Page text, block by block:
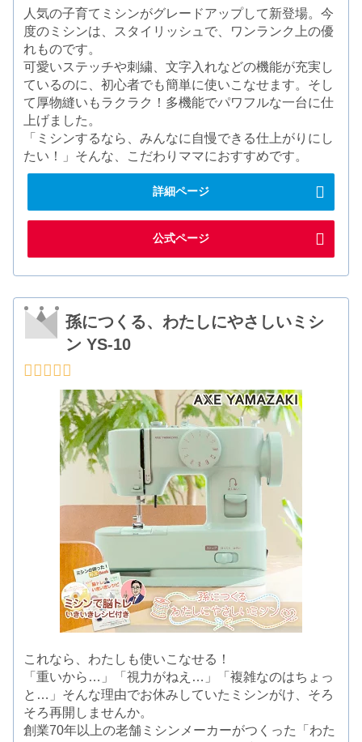
人気の子育てミシンがグレードアップして新登場。今
度のミシンは、スタイリッシュで、ワンランク上の優
れものです。
可愛いステッチや刺繍、文字入れなどの機能が充実し
ているのに、初心者でも簡単に使いこなせます。そし
て厚物縫いもラクラク！多機能でパワフルな一台に仕
上げました。
「ミシンするなら、みんなに自慢できる仕上がりにし
たい！」そんな、こだわりママにおすすめです。
詳細ページ
公式ページ
孫につくる、わたしにやさしいミシ
ン YS-10
これなら、わたしも使いこなせる！
「重いから…」「視力がねえ…」「複雑なのはちょっ
と…」そんな理由でお休みしていたミシンがけ、そろ
そろ再開しませんか。
創業70年以上の老舗ミシンメーカーがつくった「わた